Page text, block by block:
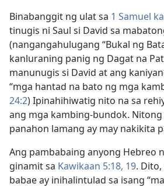
Binabanggit ng ulat sa 1 Samuel
tinugis ni Saul si David sa
(nangangahulugang “Bukal ng
kanluraning panig ng Dagat na
manunugis si David at ang
“mga hantad na bato ng mga
24:2) Ipinahihiwatig nito na sa
ang mga kambing-bundok.
panahon lamang ay may nakikita
Ang pambabaing anyong Hebreo
ginamit sa Kawikaan 5:18, 19.
babae ay inihalintulad sa isang